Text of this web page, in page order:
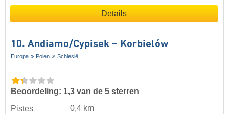
Details
10. Andiamo/​Cypisek – Korbielów
Europa Polen Schlesië
Beoordeling: 1,3 van de 5 sterren
Pistes
0,4 km